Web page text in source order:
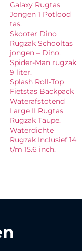
Galaxy Rugtas
Jongen 1 Potlood
tas.
Skooter Dino
Rugzak Schooltas
jongen – Dino.
Spider-Man rugzak
9 liter.
Splash Roll-Top
Fietstas Backpack
Waterafstotend
Large II Rugtas
Rugzak Taupe.
Waterdichte
Rugzak Inclusief 14
t/m 15.6 inch.